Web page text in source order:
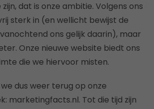
dat is onze ambitie. Volgens ons
sterk in (en wellicht bewijst de
ons gelijk daarin), maar
Onze nieuwe website biedt ons
die we hiervoor misten.
dus weer terug op onze
marketingfacts.nl. Tot die tijd zijn